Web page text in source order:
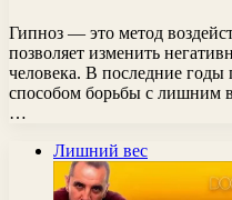
Гипноз — это метод
позволяет изменить
человека. В последние
способом борьбы с лишним
…
Лишний вес